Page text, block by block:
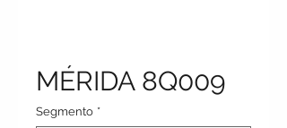
MÉRIDA 8Q009
Segmento *